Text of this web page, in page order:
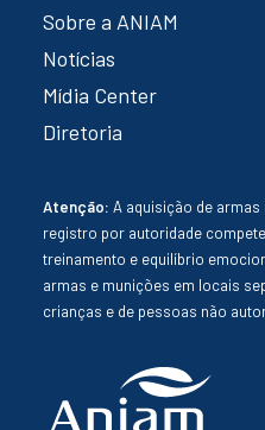
Sobre a ANIAM
Notícias
Mídia Center
Diretoria
Atenção: A aquisição de
registro por autoridade
treinamento e equilíbrio
armas e munições em locais
crianças e de pessoas não